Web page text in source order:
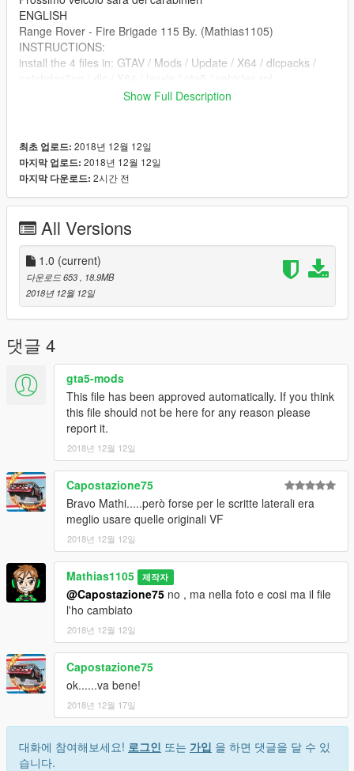
ENGLISH
Range Rover - Fire Brigade 115 By. (Mathias1105)
INSTRUCTIONS:
install the 4 files in: GTAV / Mods / Update / X64 / dlcpacks /
I remind you that this vehicle is ELS so you have to install the
Original file: https://en.gta5-mods.com/vehicles/british-met-
police-range-rover-els-matrix-board-rel
Next vehicle will be the carabinieri
Show Full Description
최초 업로드: 2018년 12월 12일
마지막 업로드: 2018년 12월 12일
마지막 다운로드: 2시간 전
All Versions
1.0 (current)
다운로드 653
, 18.9MB
2018년 12월 12일
댓글 4
gta5-mods
This file has been approved automatically. If you think
this file should not be here for any reason please
report it.
2018년 12월 12일
Capostazione75
Bravo Mathi.....però forse per le scritte laterali era
meglio usare quelle originali VF
2018년 12월 12일
Mathias1105 제작자
@Capostazione75 no , ma nella foto e cosi ma il file
l'ho cambiato
2018년 12월 12일
Capostazione75
ok......va bene!
2018년 12월 17일
대화에 참여해보세요! 로그인 또는 가입 을 하면 댓글을 달 수 있
습니다.